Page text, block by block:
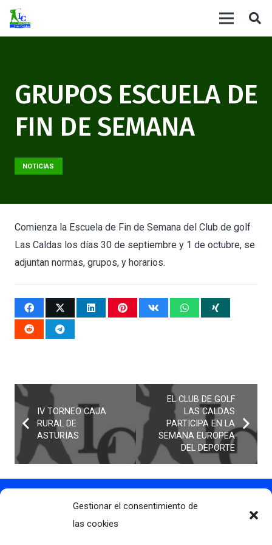
Gestionar el consentimiento de
las cookies
GRUPOS ESCUELA DE
FIN DE SEMANA
NOTICIAS
Comienza la Escuela de Fin de Semana del Club de golf
Las Caldas los días 30 de septiembre y 1 de octubre, se
adjuntan normas, grupos, y horarios.
IV TORNEO CAJA
RURAL DE
ASTURIAS
EL CLUB DE GOLF
LAS CALDAS
PARTICIPA EN LA
SEMANA EUROPEA
DEL DEPORTE
Contacto
info@clubdegolflascaldas.com